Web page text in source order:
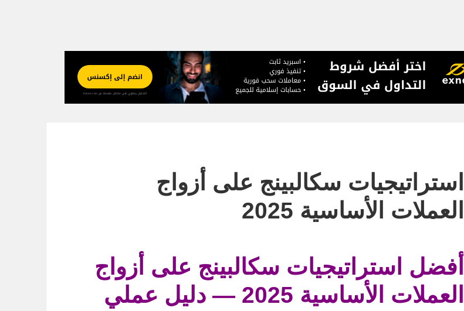
استراتيجيات سكالبينج على أزواج
العملات الأساسية 2025
أفضل استراتيجيات سكالبينج على أزواج
العملات الأساسية 2025 — دليل عملي